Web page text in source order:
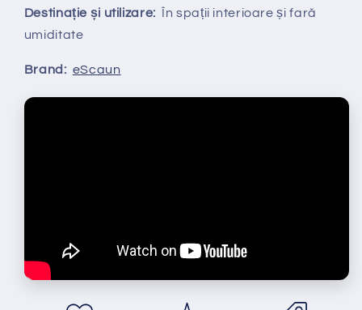
Destinație și utilizare: În spații interioare și fară
umiditate
Brand: eScaun